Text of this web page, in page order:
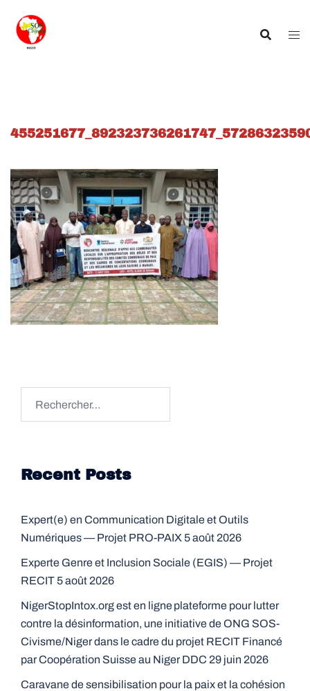
contenu
Recent Posts
Expert(e) en Communication Digitale et Outils
Numériques — Projet PRO-PAIX 5 août 2026
Experte Genre et Inclusion Sociale (EGIS) — Projet
RECIT 5 août 2026
NigerStopIntox.org est en ligne plateforme pour lutter
contre la désinformation, une initiative de ONG SOS-
Civisme/Niger dans le cadre du projet RECIT Financé
par Coopération Suisse au Niger DDC 29 juin 2026
Caravane de sensibilisation pour la paix et la cohésion